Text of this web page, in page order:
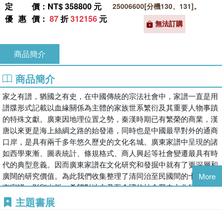
定價 ：NT$ 358800 元
優惠價 ： 87折312156 元
25006600[分機130、131]。
無法訂購
商品簡介
商品簡介
家之有譜，猶國之有史，在中國傳統的宗法社會中，家譜一直是用
譜牒形式記載以血緣關係為主體的家族世系繁衍及其重要人物事蹟
的特殊文獻。廣東因地理位置之勢，秦漢時期已有繁榮的商業，漢
唐以來更是海上絲綢之路的始發港，同時也是中國最早對外的通商
口岸，是具有兩千多年悠久歷史的文化名城。廣東家譜中呈現的諸
如西學東漸、圖表統計、條規格式、商人興起等社會變遷最具有時
代的典型意義。因而廣東家譜在文化研究和發掘中就有了更深層和
廣闊的研究價值。為此我們收集整理了清同治至民國間的十八種廣
東家譜，影印出版，希望對地方乃至全國的社會歷史文化研究有所
助益，使當代的研究工作有更加穩固的基礎。
More
主題書展